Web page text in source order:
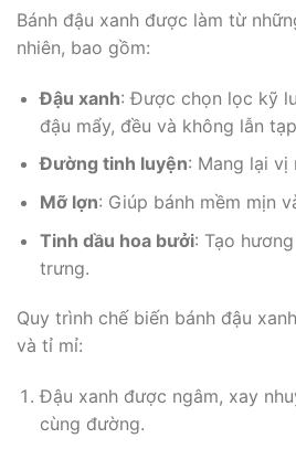
Bánh đậu xanh được làm từ
nhiên, bao gồm:
Đậu xanh: Được chọn lọc kỹ
đậu mẩy, đều và không lẫn
Đường tinh luyện: Mang lại vị
Mỡ lợn: Giúp bánh mềm mịn
Tinh dầu hoa bưởi: Tạo
trưng.
Quy trình chế biến bánh đậu
và tỉ mỉ:
Đậu xanh được ngâm, xay
cùng đường.